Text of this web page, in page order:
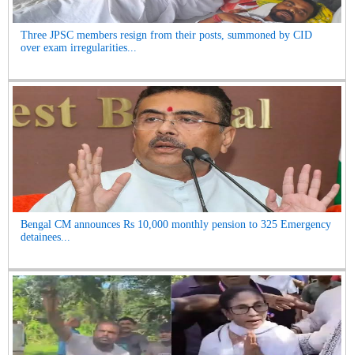
Three JPSC members resign from their posts, summoned by CID
over exam irregularities...
Bengal CM announces Rs 10,000 monthly pension to 325 Emergency
detainees...